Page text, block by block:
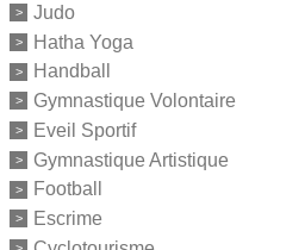
Judo
Hatha Yoga
Handball
Gymnastique Volontaire
Eveil Sportif
Gymnastique Artistique
Football
Escrime